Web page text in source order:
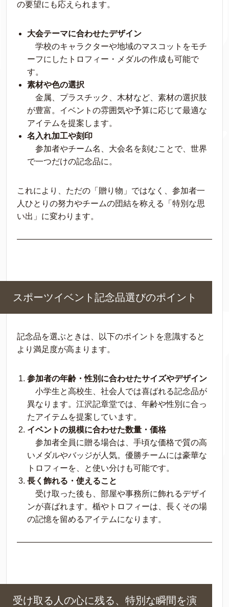
の要望にも応えられます。
大会テーマに合わせたデザイン
学校のキャラクターや地域のマスコットをモチ
ーフにしたトロフィー・メダルの作成も可能で
す。
素材や色の選択
金属、プラスチック、木材など、素材の選択肢
が豊富。イベントの雰囲気や予算に応じて最適な
アイテムを提案します。
名入れ加工や刻印
参加者やチーム名、大会名を刻むことで、世界
で一つだけの記念品に。
これにより、ただの「贈り物」ではなく、参加者一
人ひとりの努力やチームの団結を称える「特別な思
い出」に変わります。
スポーツイベント記念品選びのポイント
記念品を選ぶときは、以下のポイントを意識すると
より満足度が高まります。
参加者の年齢・性別に合わせたサイズやデザイン
小学生と高校生、社会人では喜ばれる記念品が
異なります。江沢記章堂では、年齢や性別に合っ
たアイテムを提案しています。
イベントの規模に合わせた数量・価格
参加者全員に贈る場合は、手頃な価格で質の高
いメダルやバッジが人気。優勝チームには豪華な
トロフィーを、と使い分けも可能です。
長く飾れる・使えること
受け取った後も、部屋や事務所に飾れるデザイ
ンが喜ばれます。楯やトロフィーは、長くその場
の記憶を留めるアイテムになります。
受け取る人の心に残る、特別な瞬間を演